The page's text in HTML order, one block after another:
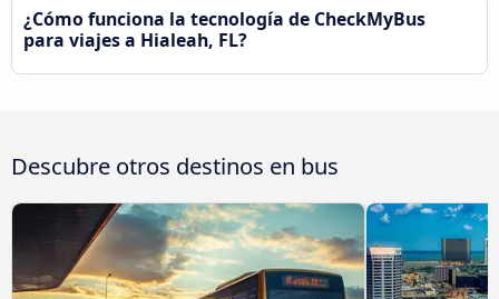
¿Cómo funciona la tecnología de CheckMyBus
para viajes a Hialeah, FL?
Descubre otros destinos en bus